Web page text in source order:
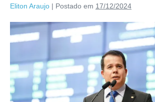
Eliton Araujo | Postado em 17/12/2024